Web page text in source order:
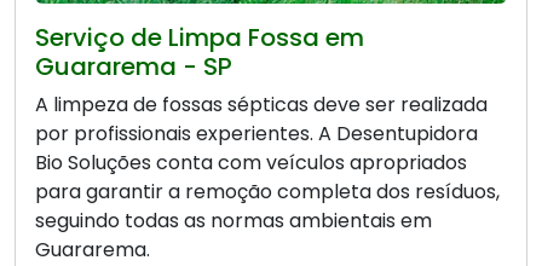
Serviço de Limpa Fossa em
Guararema - SP
A limpeza de fossas sépticas deve ser realizada
por profissionais experientes. A Desentupidora
Bio Soluções conta com veículos apropriados
para garantir a remoção completa dos resíduos,
seguindo todas as normas ambientais em
Guararema.